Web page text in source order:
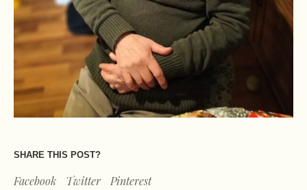
SHARE THIS POST?
Facebook Twitter Pinterest